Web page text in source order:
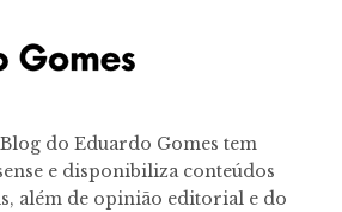
do Eduardo Gomes tem
e disponibiliza conteúdos
além de opinião editorial e do